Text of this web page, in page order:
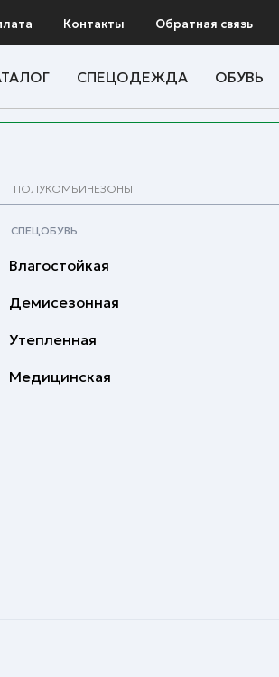
Контакты Обратная связь
СПЕЦОДЕЖДА ОБУВЬ
ПОЛУКОМБИНЕЗОНЫ
Влагостойкая
Медицинская
Демисезонная
Утепленная
СПЕЦОБУВЬ